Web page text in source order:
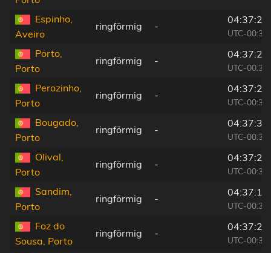
Espinho,
Aveiro
ringförmig -
04:37:21
UTC-00:36
Porto,
Porto
ringförmig -
04:37:29
UTC-00:36
Perozinho,
Porto
ringförmig -
04:37:23
UTC-00:36
Bougado,
Porto
ringförmig -
04:37:39
UTC-00:36
Olival,
Porto
ringförmig -
04:37:21
UTC-00:36
Sandim,
Porto
ringförmig -
04:37:19
UTC-00:36
Foz do
Sousa, Porto
ringförmig -
04:37:23
UTC-00:36